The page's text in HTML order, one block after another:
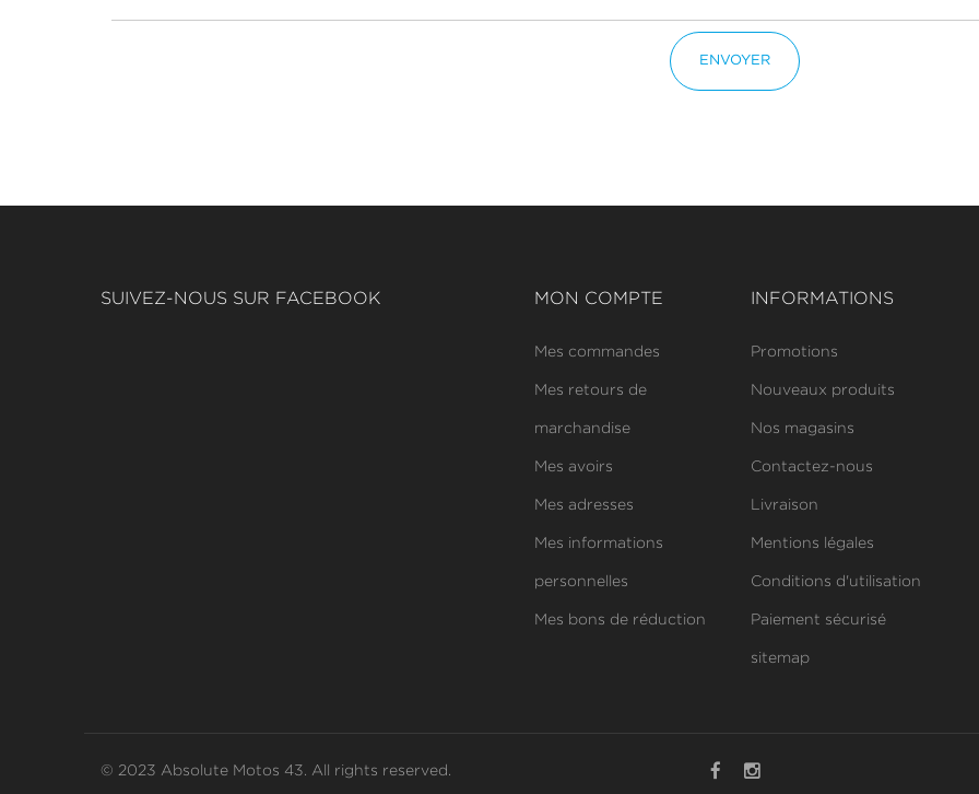
ENVOYER
SUIVEZ-NOUS SUR FACEBOOK MON COMPTE
Mes commandes
Mes retours de
marchandise
Mes avoirs
Mes adresses
Mes informations
personnelles
Mes bons de réduction
INFORMATIONS
Promotions
Nouveaux produits
Nos magasins
Contactez-nous
Livraison
Mentions légales
Conditions d'utilisation
Paiement sécurisé
sitemap
© 2023 Absolute Motos 43. All rights reserved.